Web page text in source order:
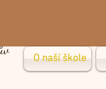
O naší škole